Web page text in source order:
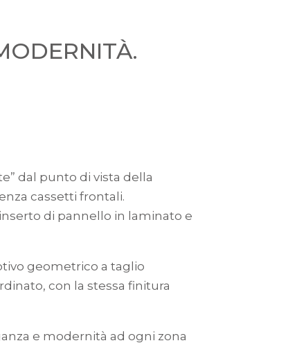
dal punto di vista della
cassetti frontali.
di pannello in laminato e
geometrico a taglio
con la stessa finitura
e modernità ad ogni zona